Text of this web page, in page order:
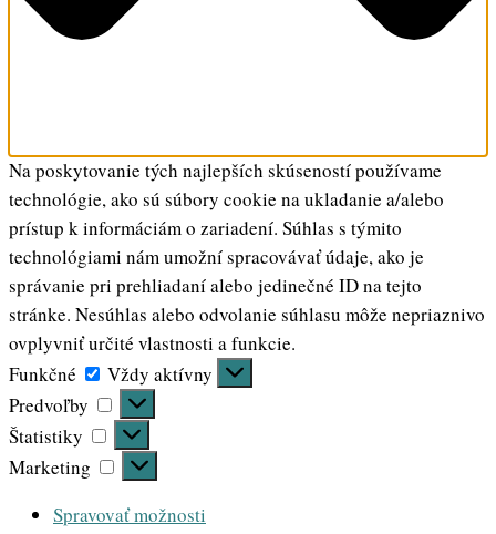
Na poskytovanie tých najlepších skúseností používame
technológie, ako sú súbory cookie na ukladanie a/alebo
prístup k informáciám o zariadení. Súhlas s týmito
technológiami nám umožní spracovávať údaje, ako je
správanie pri prehliadaní alebo jedinečné ID na tejto
stránke. Nesúhlas alebo odvolanie súhlasu môže nepriaznivo
ovplyvniť určité vlastnosti a funkcie.
Funkčné
Funkčné
Vždy aktívny
Predvoľby
Predvoľby
Štatistiky
Štatistiky
Marketing
Marketing
Spravovať možnosti